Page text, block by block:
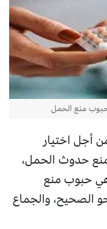
منع الحمل
أجل اختيار
حدوث الحمل،
هي حبوب منع
الصحيح، والجماع